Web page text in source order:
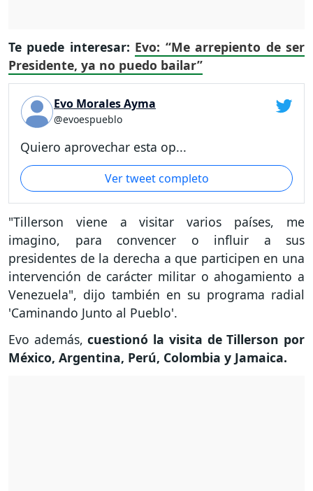
Te puede interesar: Evo: “Me arrepiento de ser
Presidente, ya no puedo bailar”
Evo Morales Ayma
@evoespueblo
Quiero aprovechar esta op...
Ver tweet completo
"Tillerson viene a visitar varios países, me
imagino, para convencer o influir a sus
presidentes de la derecha a que participen en una
intervención de carácter militar o ahogamiento a
Venezuela", dijo también en su programa radial
'Caminando Junto al Pueblo'.
Evo además,cuestionó la visita de Tillerson por
México, Argentina, Perú, Colombia y Jamaica.